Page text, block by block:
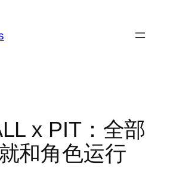
x PIT：全部
和角色运行